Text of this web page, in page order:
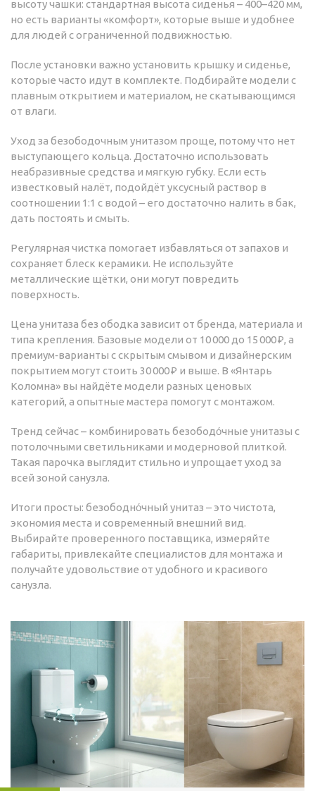
высоту чашки: стандартная высота сиденья – 400–420 мм,
но есть варианты «комфорт», которые выше и удобнее
для людей с ограниченной подвижностью.
После установки важно установить крышку и сиденье,
которые часто идут в комплекте. Подбирайте модели с
плавным открытием и материалом, не скатывающимся
от влаги.
Уход за безободочным унитазом проще, потому что нет
выступающего кольца. Достаточно использовать
неабразивные средства и мягкую губку. Если есть
известковый налёт, подойдёт уксусный раствор в
соотношении 1:1 с водой – его достаточно налить в бак,
дать постоять и смыть.
Регулярная чистка помогает избавляться от запахов и
сохраняет блеск керамики. Не используйте
металлические щётки, они могут повредить
поверхность.
Цена унитаза без ободка зависит от бренда, материала и
типа крепления. Базовые модели от 10 000 до 15 000 ₽, а
премиум‑варианты с скрытым смывом и дизайнерским
покрытием могут стоить 30 000 ₽ и выше. В «Янтарь
Коломна» вы найдёте модели разных ценовых
категорий, а опытные мастера помогут с монтажом.
Тренд сейчас – комбинировать безободо́чные унитазы с
потолочными светильниками и модерновой плиткой.
Такая парочка выглядит стильно и упрощает уход за
всей зоной санузла.
Итоги просты: безободно́чный унитаз – это чистота,
экономия места и современный внешний вид.
Выбирайте проверенного поставщика, измеряйте
габариты, привлекайте специалистов для монтажа и
получайте удовольствие от удобного и красивого
санузла.